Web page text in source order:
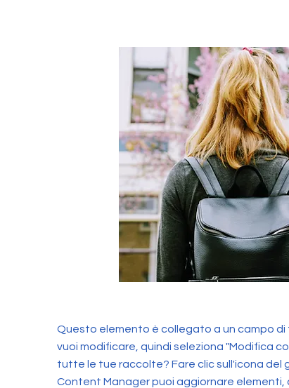
Questo elemento è collegato a un campo
vuoi modificare, quindi seleziona "Modifica
tutte le tue raccolte? Fare clic sull'icona del
Content Manager puoi aggiornare